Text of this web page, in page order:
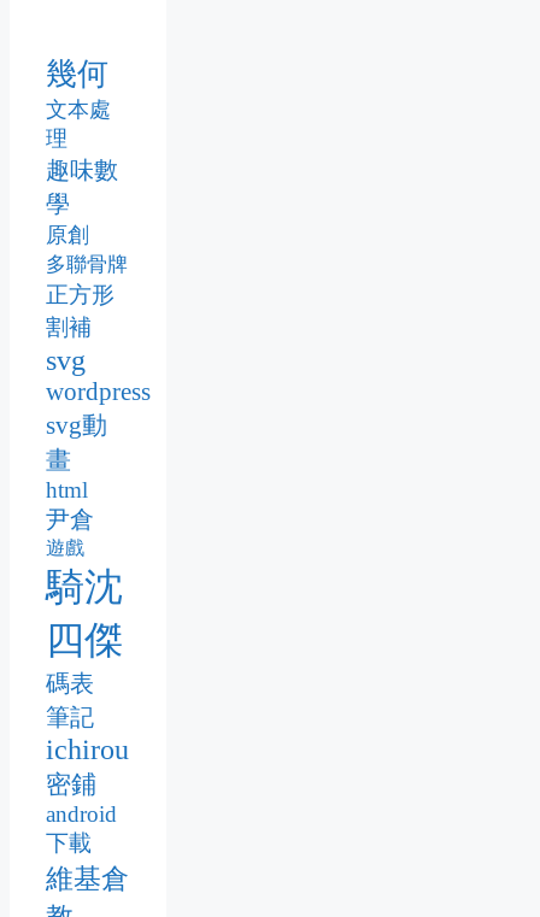
幾何
文本處
理
趣味數
學
原創
多聯骨牌
正方形
割補
svg
wordpress
svg動
畫
html
尹倉
遊戲
騎沈
四傑
碼表
筆記
ichirou
密鋪
android
下載
維基倉